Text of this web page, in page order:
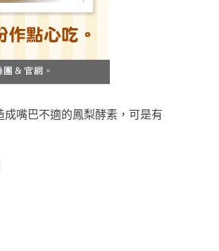
嘴巴不適的鳳梨酵素，可是有